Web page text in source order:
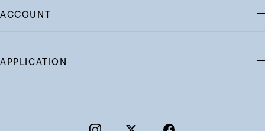
ACCOUNT
APPLICATION